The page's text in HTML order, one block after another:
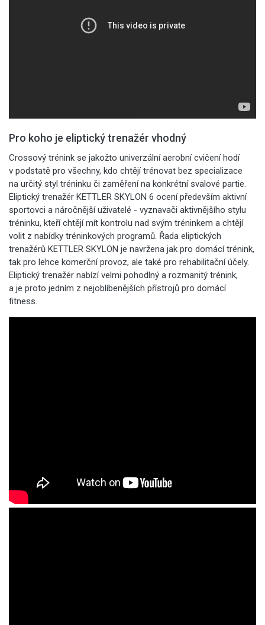
Pro koho je eliptický trenažér vhodný
Crossový trénink se jakožto univerzální aerobní cvičení hodí
v podstatě pro všechny, kdo chtějí trénovat bez specializace
na určitý styl tréninku či zaměření na konkrétní svalové partie.
Eliptický trenažér KETTLER SKYLON 6 ocení především aktivní
sportovci a náročnější uživatelé - vyznavači aktivnějšího stylu
tréninku, kteří chtějí mít kontrolu nad svým tréninkem a chtějí
volit z nabídky tréninkových programů. Řada eliptických
trenažérů KETTLER SKYLON je navržena jak pro domácí trénink,
tak pro lehce komerční provoz, ale také pro rehabilitační účely.
Eliptický trenažér nabízí velmi pohodlný a rozmanitý trénink,
a je proto jedním z nejoblíbenějších přístrojů pro domácí
fitness.